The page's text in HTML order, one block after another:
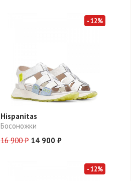
- 12%
Hispanitas
Босоножки
16 900 ₽ 14 900 ₽
- 12%